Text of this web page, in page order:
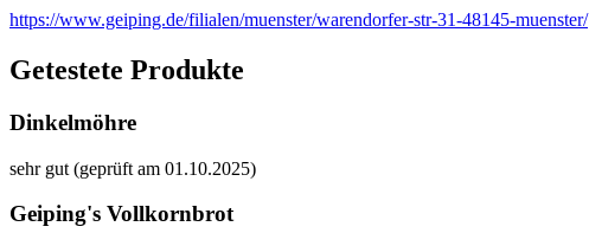
https://www.geiping.de/filialen/muenster/warendorfer-str-31-48145-muenster/
Getestete Produkte
Dinkelmöhre
sehr gut (geprüft am 01.10.2025)
Geiping's Vollkornbrot